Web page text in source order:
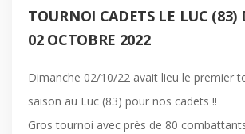
TOURNOI CADETS LE LUC (83)
02 OCTOBRE 2022
Dimanche 02/10/22 avait lieu le premier
saison au Luc (83) pour nos cadets !!
Gros tournoi avec près de 80